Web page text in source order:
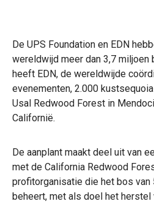
De UPS Foundation en EDN
wereldwijd meer dan 3,7 miljoen
heeft EDN, de wereldwijde
evenementen, 2.000
Usal Redwood Forest in
Californië.
De aanplant maakt deel uit van
met de California Redwood
profitorganisatie die het bos van
beheert, met als doel het herstel